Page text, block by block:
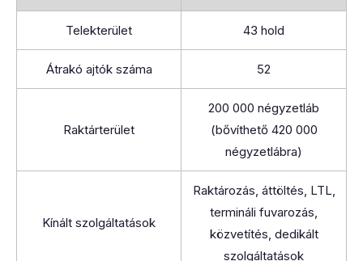
Telekterület 43 hold
Átrakó ajtók száma 52
Raktárterület
200 000 négyzetláb
(bővíthető 420 000
négyzetlábra)
Kínált szolgáltatások
Raktározás, áttöltés, LTL,
termináli fuvarozás,
közvetítés, dedikált
szolgáltatások